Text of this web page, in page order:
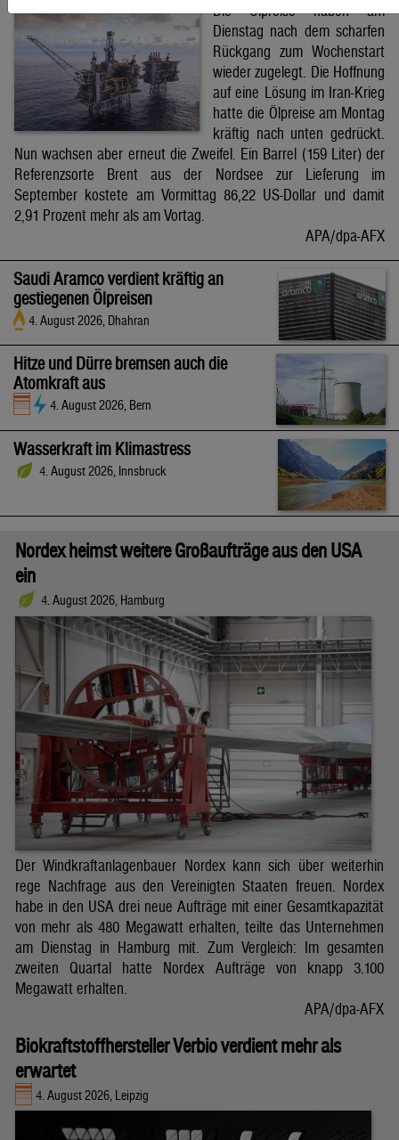
Die Ölpreise haben am
Dienstag nach dem scharfen
Rückgang zum Wochenstart
wieder zugelegt. Die Hoffnung
auf eine Lösung im Iran-Krieg
hatte die Ölpreise am Montag
kräftig nach unten gedrückt.
Nun wachsen aber erneut die Zweifel. Ein Barrel (159 Liter) der
Referenzsorte Brent aus der Nordsee zur Lieferung im
September kostete am Vormittag 86,22 US-Dollar und damit
2,91 Prozent mehr als am Vortag.
APA/dpa-AFX
Saudi Aramco verdient kräftig an
gestiegenen Ölpreisen
4. August 2026, Dhahran
Hitze und Dürre bremsen auch die
Atomkraft aus
4. August 2026, Bern
Wasserkraft im Klimastress
4. August 2026, Innsbruck
Nordex heimst weitere Großaufträge aus den USA
ein
4. August 2026, Hamburg
Der Windkraftanlagenbauer Nordex kann sich über weiterhin
rege Nachfrage aus den Vereinigten Staaten freuen. Nordex
habe in den USA drei neue Aufträge mit einer Gesamtkapazität
von mehr als 480 Megawatt erhalten, teilte das Unternehmen
am Dienstag in Hamburg mit. Zum Vergleich: Im gesamten
zweiten Quartal hatte Nordex Aufträge von knapp 3.100
Megawatt erhalten.
APA/dpa-AFX
Biokraftstoffhersteller Verbio verdient mehr als
erwartet
4. August 2026, Leipzig